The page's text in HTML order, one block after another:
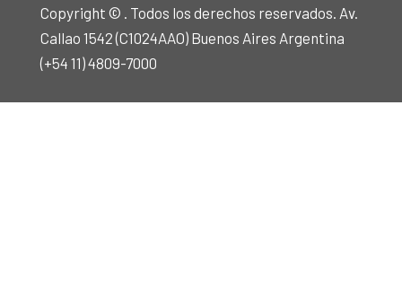
Copyright © . Todos los derechos reservados. Av.
Callao 1542 (C1024AAO) Buenos Aires Argentina
(+54 11) 4809-7000